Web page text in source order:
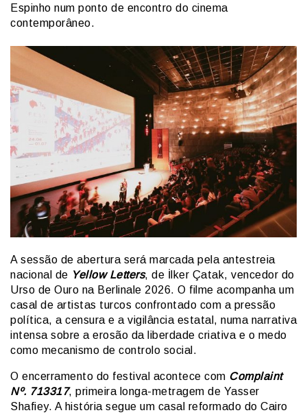
Espinho num ponto de encontro do cinema
contemporâneo.
A sessão de abertura será marcada pela antestreia
nacional de Yellow Letters, de İlker Çatak, vencedor do
Urso de Ouro na Berlinale 2026. O filme acompanha um
casal de artistas turcos confrontado com a pressão
política, a censura e a vigilância estatal, numa narrativa
intensa sobre a erosão da liberdade criativa e o medo
como mecanismo de controlo social.
O encerramento do festival acontece com Complaint
Nº. 713317, primeira longa-metragem de Yasser
Shafiey. A história segue um casal reformado do Cairo